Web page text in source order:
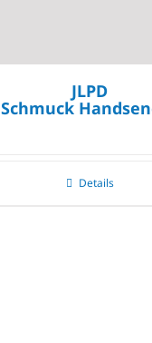
JLPD
Schmuck
Details